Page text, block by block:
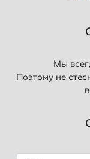
Мы
Поэтому не